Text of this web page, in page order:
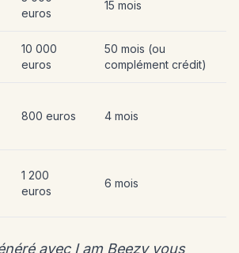
euros
15 mois
10 000
euros
50 mois (ou
complément crédit)
800 euros 4 mois
1 200
euros
6 mois
avec I am Beezy vous